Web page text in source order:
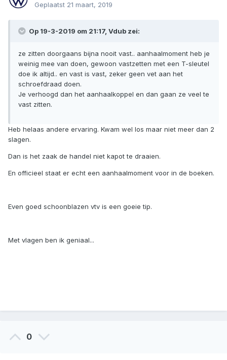
Geplaatst 21 maart, 2019
Op 19-3-2019 om 21:17, Vdub zei:
ze zitten doorgaans bijna nooit vast.. aanhaalmoment heb je
weinig mee van doen, gewoon vastzetten met een T-sleutel
doe ik altijd.. en vast is vast, zeker geen vet aan het
schroefdraad doen.
Je verhoogd dan het aanhaalkoppel en dan gaan ze veel te
vast zitten.
Heb helaas andere ervaring. Kwam wel los maar niet meer dan 2
slagen.
Dan is het zaak de handel niet kapot te draaien.
En officieel staat er echt een aanhaalmoment voor in de boeken.
Even goed schoonblazen vtv is een goeie tip.
Met vlagen ben ik geniaal...
0